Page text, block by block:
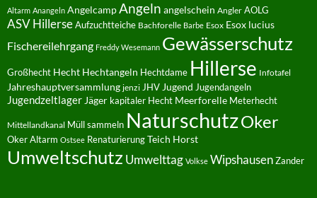
Altarm Anangeln AngelcampAngeln angelschein Angler AOLG
ASV HillerseAufzuchtteiche Bachforelle Barbe Esox Esox lucius
Fischereilehrgang Freddy Wesemann Gewässerschutz
Großhecht Hecht Hechtangeln Hechtdame Hillerse Infotafel
Jahreshauptversammlung jenzi JHVJugend Jugendangeln
JugendzeltlagerJäger kapitaler Hecht Meerforelle Meterhecht
Mittellandkanal Müll sammeln NaturschutzOker
Oker Altarm Ostsee RenaturierungTeich Horst
Umweltschutz Umwelttag Volkse WipshausenZander